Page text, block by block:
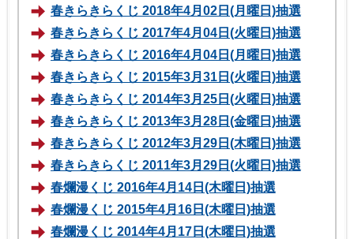
春きらきらくじ 2018年4月02日(月曜日)抽選
春きらきらくじ 2017年4月04日(火曜日)抽選
春きらきらくじ 2016年4月04日(月曜日)抽選
春きらきらくじ 2015年3月31日(火曜日)抽選
春きらきらくじ 2014年3月25日(火曜日)抽選
春きらきらくじ 2013年3月28日(金曜日)抽選
春きらきらくじ 2012年3月29日(木曜日)抽選
春きらきらくじ 2011年3月29日(火曜日)抽選
春爛漫くじ 2016年4月14日(木曜日)抽選
春爛漫くじ 2015年4月16日(木曜日)抽選
春爛漫くじ 2014年4月17日(木曜日)抽選